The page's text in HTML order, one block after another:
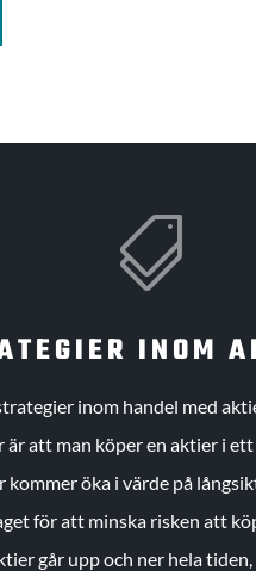

INOM
inom handel med
är att man köper en aktier i
kommer öka i värde på
för att minska risken att
går upp och ner hela